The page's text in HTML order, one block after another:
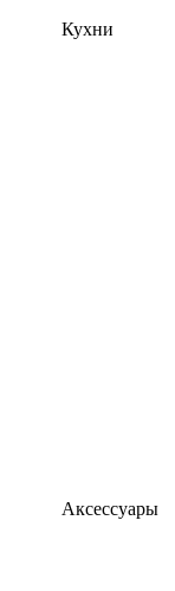
Кухни
Аксессуары